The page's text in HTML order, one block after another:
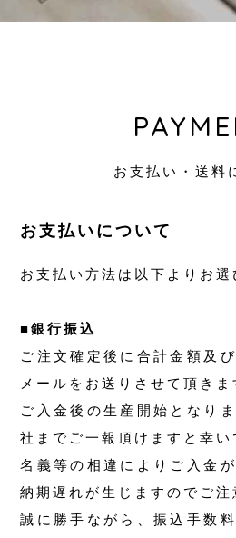
お支払い・送料
お支払いについて
お支払い方法は以下よりお選
■銀行振込
ご注文確定後に合計金額及
メールをお送りさせて頂きま
ご入金後の生産開始となり
社までご一報頂けますと幸い
名義等の相違によりご入金
納期遅れが生じますのでご注
誠に勝手ながら、振込手数